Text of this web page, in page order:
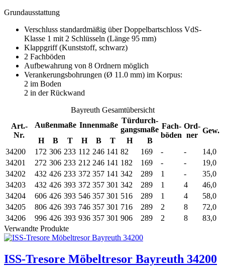
Grundausstattung
Verschluss standardmäßig über Doppelbartschloss VdS-
Klasse 1 mit 2 Schlüsseln (Länge 95 mm)
Klappgriff (Kunststoff, schwarz)
2 Fachböden
Aufbewahrung von 8 Ordnern möglich
Verankerungsbohrungen (Ø 11.0 mm) im Korpus:
2 im Boden
2 in der Rückwand
Bayreuth Gesamtübersicht
Art.-
Nr.
Außenmaße Innenmaße
Türdurch-
gangsmaße Fach-
böden
Ord-
ner
Gew.
H
B T H B T H
B
34200
172 306 233 112 246 141 82 169 - -
14,0
34201
272 306 233 212 246 141 182 169 - -
19,0
34202
432 426 233 372 357 141 342 289 1 -
35,0
34203
432 426 393 372 357 301 342 289 1 4
46,0
34204
606 426 393 546 357 301 516 289 1 4
58,0
34205
806 426 393 746 357 301 716 289 2 8
72,0
34206
996 426 393 936 357 301 906 289 2 8
83,0
Verwandte Produkte
ISS-Tresore Möbeltresor Bayreuth 34200